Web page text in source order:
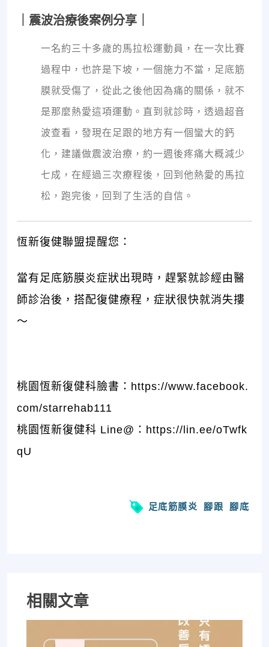
｜震波治療後案例分享｜
一名約三十多歲的馬拉松運動員，在一次比賽
過程中，也許是下坡，一個施力不當，足底筋
膜就受傷了，從此之後他因為痛的關係，就不
是那麼熱愛這項運動。直到就診時，透過超音
波查看，發現在足跟的地方有一個蠻大的鈣
化，建議做震波治療，約一週後疼痛大概減少
七成，在經過三次療程後，回到他熱愛的馬拉
松，跑完後，回到了生活的自信。
恆新復健聯盟提醒您：
當有足底筋膜炎症狀出現時，趕緊就診經由醫
師診治後，搭配復健療程，症狀很快就消失摟
～
桃園恆新復健科臉書： https://www.facebook.
com/starrehab111
桃園恆新復健科 Line@： https://lin.ee/oTwfk
qU
足底筋膜炎 腳跟 腳底
相關文章